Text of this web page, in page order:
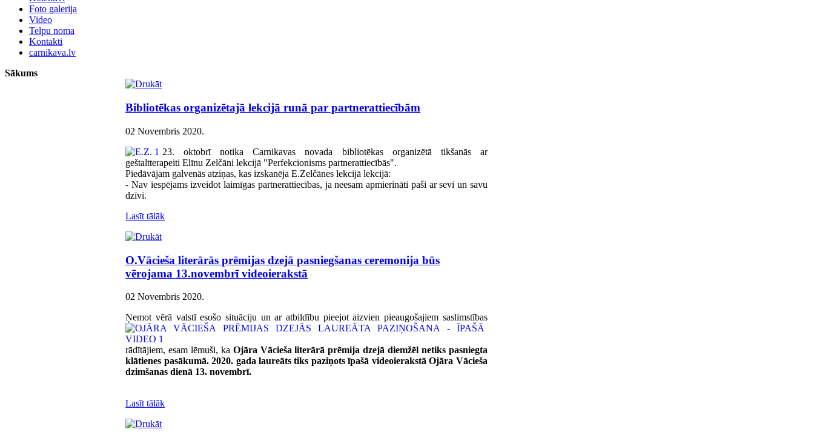
Foto galerija
Video
Telpu noma
Kontakti
carnikava.lv
Sākums
Bibliotēkas organizētajā lekcijā runā par partnerattiecībām
02 Novembris 2020.
23. oktobrī notika Carnikavas novada bibliotēkas organizētā tikšanās ar
geštaltterapeiti Elīnu Zelčāni lekcijā "Perfekcionisms partnerattiecībās".
Piedāvājam galvenās atziņas, kas izskanēja E.Zelčānes lekcijā lekcijā:
- Nav iespējams izveidot laimīgas partnerattiecības, ja neesam apmierināti paši ar sevi un savu
dzīvi.
Lasīt tālāk
O.Vācieša literārās prēmijas dzejā pasniegšanas ceremonija būs
vērojama 13.novembrī videoierakstā
02 Novembris 2020.
Ņemot vērā valstī esošo situāciju un ar atbildību pieejot aizvien pieaugošajiem saslimstības
rādītājiem, esam lēmuši, ka Ojāra Vācieša literārā prēmija dzejā diemžēl netiks pasniegta
klātienes pasākumā. 2020. gada laureāts tiks paziņots īpašā videoierakstā Ojāra Vācieša
dzimšanas dienā 13. novembrī.
Lasīt tālāk